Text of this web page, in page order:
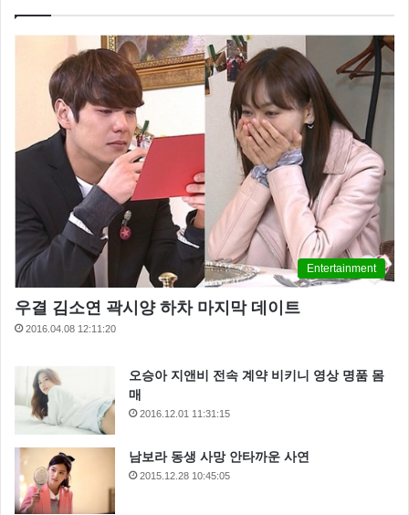
Entertainment
우결 김소연 곽시양 하차 마지막 데이트
2016.04.08 12:11:20
오승아 지앤비 전속 계약 비키니 영상 명품 몸
매
2016.12.01 11:31:15
남보라 동생 사망 안타까운 사연
2015.12.28 10:45:05